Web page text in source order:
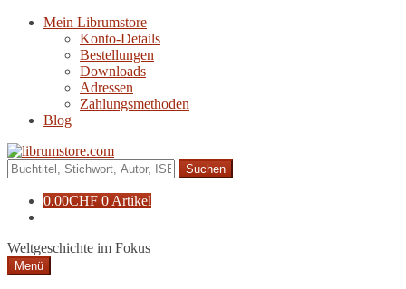
Navigation
Zum
Mein Librumstore
Konto-Details
Bestellungen
Downloads
Adressen
Zahlungsmethoden
Blog
Suche
nach:
0.00CHF 0 Artikel
Weltgeschichte im Fokus
Menü